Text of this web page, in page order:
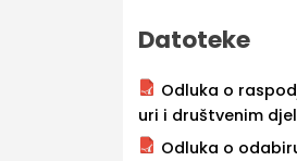
Datoteke
Odluka o
uri i društvenim
Odluka o